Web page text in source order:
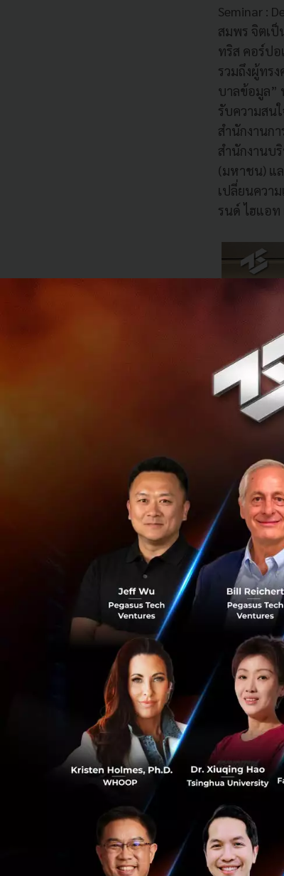
0
Seminar :
สมพร จิตเป็
ทริส คอร์ป
รวมถึงผู้ทร
บาลข้อมูล”
รับความสน
สำนักงานก
สำนักงานบ
(มหาชน) แ
เปลี่ยนควา
รนด์ ไฮแอท
นายสมพร
ปรึกษาที่ใ
ไปตามกร
บริหารจัด
ความน่าเ
ของข้อมูล
ฐานข้อมูล
ดิจิทัล และ
หรือ Data-
เปลี่ยนแป